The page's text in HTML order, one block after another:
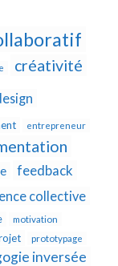
créativité
entrepreneur
feedback
collective
motivation
prototypage
inversée